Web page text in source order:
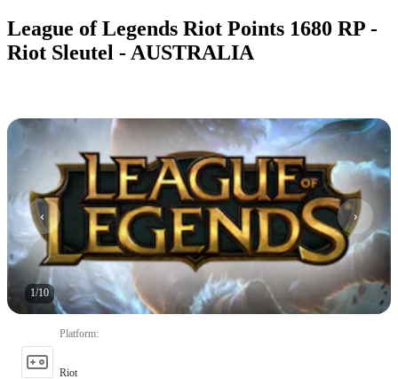
League of Legends Riot Points 1680 RP -
Riot Sleutel - AUSTRALIA
1/10
Platform:
Riot